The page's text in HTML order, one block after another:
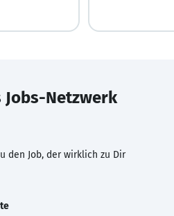
Jobs-Netzwerk
den Job, der wirklich zu Dir